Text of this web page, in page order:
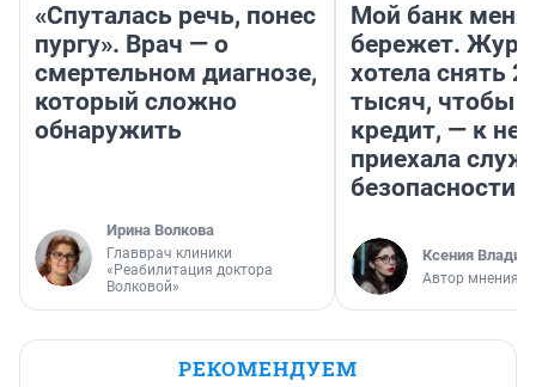
«Спуталась речь, понес
пургу». Врач — о
смертельном диагнозе,
который сложно
обнаружить
Ирина Волкова
Главврач клиники
«Реабилитация доктора
Волковой»
Мой банк меня
бережет.
хотела снять
тысяч, чтобы
кредит, — к
приехала
безопасности
Ксения
Автор мнения
РЕКОМЕНДУЕМ